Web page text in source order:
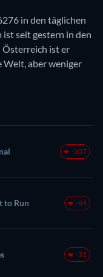
in den täglichen
seit gestern in den
Österreich ist er
Welt, aber weniger
-107
to Run -64
-31